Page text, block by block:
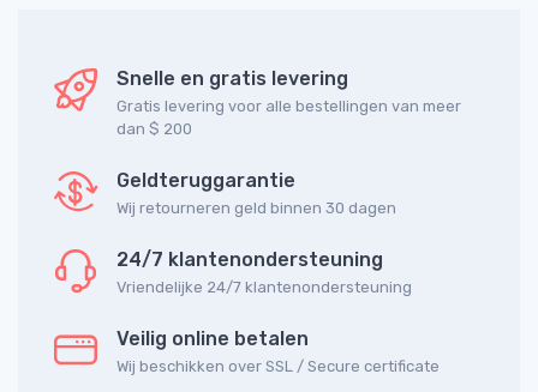
Snelle en gratis levering
Gratis levering voor alle bestellingen van meer
dan $ 200
Geldteruggarantie
Wij retourneren geld binnen 30 dagen
24/7 klantenondersteuning
Vriendelijke 24/7 klantenondersteuning
Veilig online betalen
Wij beschikken over SSL / Secure сertificate